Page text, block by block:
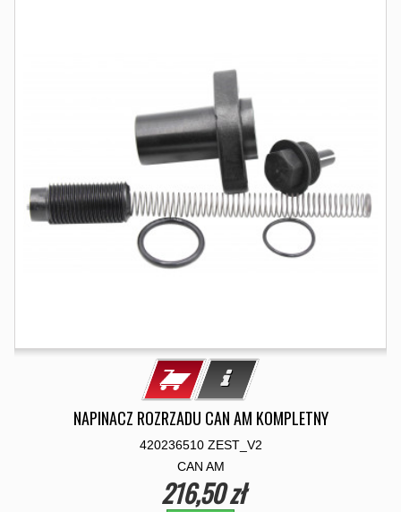
NAPINACZ ROZRZADU CAN AM KOMPLETNY
420236510 ZEST_V2
CAN AM
216,50 zł